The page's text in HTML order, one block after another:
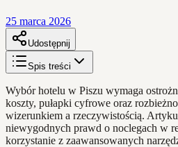
25 marca 2026
Udostępnij
Spis treści
Wybór hotelu w Piszu wymaga
koszty, pułapki cyfrowe oraz
wizerunkiem a rzeczywistością.
niewygodnych prawd o noclegach w
korzystanie z zaawansowanych